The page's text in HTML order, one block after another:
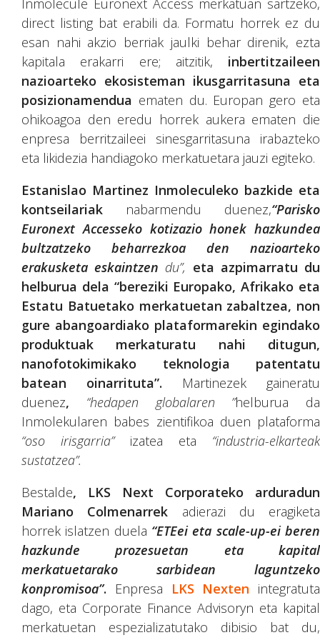
Inmolecule Euronext Access merkatuan sartzeko,
direct listing bat erabili da. Formatu horrek ez du
esan nahi akzio berriak jaulki behar direnik, ezta
kapitala erakarri ere; aitzitik, inbertitzaileen
nazioarteko ekosisteman ikusgarritasuna eta
posizionamendua ematen du. Europan gero eta
ohikoagoa den eredu horrek aukera ematen die
enpresa berritzaileei sinesgarritasuna irabazteko
eta likidezia handiagoko merkatuetara jauzi egiteko.
Estanislao Martinez Inmoleculeko bazkide eta
kontseilariak nabarmendu duenez,“Parisko
Euronext Accesseko kotizazio honek hazkundea
bultzatzeko beharrezkoa den nazioarteko
erakusketa eskaintzen du”, eta azpimarratu du
helburua dela “bereziki Europako, Afrikako eta
Estatu Batuetako merkatuetan zabaltzea, non
gure abangoardiako plataformarekin egindako
produktuak merkaturatu nahi ditugun,
nanofotokimikako teknologia patentatu
batean oinarrituta”. Martinezek gaineratu
duenez, “hedapen globalaren ”helburua da
Inmolekularen babes zientifikoa duen plataforma
“oso irisgarria”izatea eta “industria-elkarteak
sustatzea”.
Bestalde,
LKS Next Corporateko arduradun
Mariano Colmenarrek adierazi du eragiketa
horrek islatzen duela “ETEei eta scale-up-ei beren
hazkunde prozesuetan eta kapital
merkatuetarako sarbidean laguntzeko
konpromisoa”. Enpresa LKS Nexten integratuta
dago, eta Corporate Finance Advisoryn eta kapital
merkatuetan espezializatutako dibisio bat du,